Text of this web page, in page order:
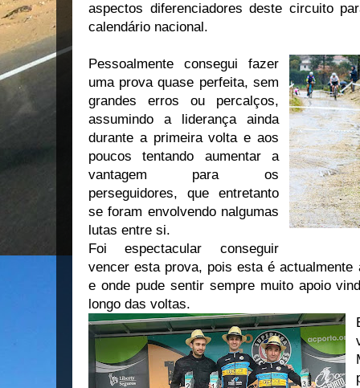
aspectos diferenciadores deste circuito
calendário nacional.
Pessoalmente consegui fazer
uma prova quase perfeita, sem
grandes erros ou percalços,
assumindo a liderança ainda
durante a primeira volta e aos
poucos tentando aumentar a
vantagem para os
perseguidores, que entretanto
se foram envolvendo nalgumas
lutas entre si.
Foi espectacular conseguir
vencer esta prova, pois esta é
e onde pude sentir sempre muito apoio
longo das voltas.